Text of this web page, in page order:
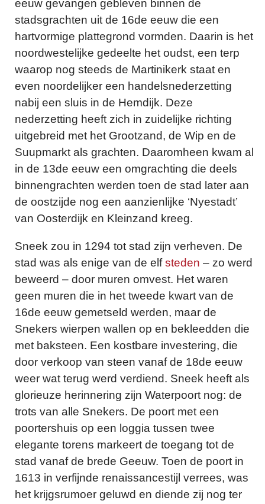
eeuw gevangen gebleven binnen de
stadsgrachten uit de 16de eeuw die een
hartvormige plattegrond vormden. Daarin is het
noordwestelijke gedeelte het oudst, een terp
waarop nog steeds de Martinikerk staat en
even noordelijker een handelsnederzetting
nabij een sluis in de Hemdijk. Deze
nederzetting heeft zich in zuidelijke richting
uitgebreid met het Grootzand, de Wip en de
Suupmarkt als grachten. Daaromheen kwam al
in de 13de eeuw een omgrachting die deels
binnengrachten werden toen de stad later aan
de oostzijde nog een aanzienlijke ‘Nyestadt’
van Oosterdijk en Kleinzand kreeg.
Sneek zou in 1294 tot stad zijn verheven. De
stad was als enige van de elfsteden – zo werd
beweerd – door muren omvest. Het waren
geen muren die in het tweede kwart van de
16de eeuw gemetseld werden, maar de
Snekers wierpen wallen op en bekleedden die
met baksteen. Een kostbare investering, die
door verkoop van steen vanaf de 18de eeuw
weer wat terug werd verdiend. Sneek heeft als
glorieuze herinnering zijn Waterpoort nog: de
trots van alle Snekers. De poort met een
poortershuis op een loggia tussen twee
elegante torens markeert de toegang tot de
stad vanaf de brede Geeuw. Toen de poort in
1613 in verfijnde renaissancestijl verrees, was
het krijgsrumoer geluwd en diende zij nog ter